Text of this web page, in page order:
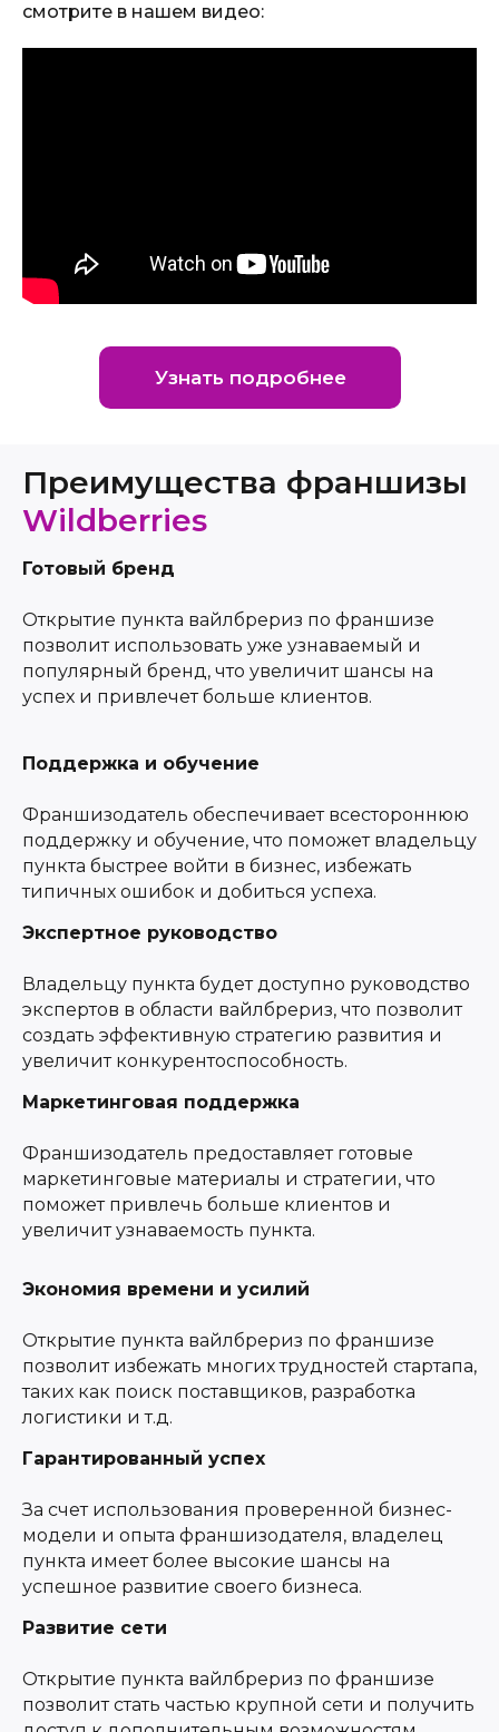
смотрите в нашем видео:
Узнать подробнее
Преимущества франшизы
Wildberries
Готовый бренд
Открытие пункта вайлбрериз по франшизе
позволит использовать уже узнаваемый и
популярный бренд, что увеличит шансы на
успех и привлечет больше клиентов.
Поддержка и обучение
Франшизодатель обеспечивает всестороннюю
поддержку и обучение, что поможет владельцу
пункта быстрее войти в бизнес, избежать
типичных ошибок и добиться успеха.
Экспертное руководство
Владельцу пункта будет доступно руководство
экспертов в области вайлбрериз, что позволит
создать эффективную стратегию развития и
увеличит конкурентоспособность.
Маркетинговая поддержка
Франшизодатель предоставляет готовые
маркетинговые материалы и стратегии, что
поможет привлечь больше клиентов и
увеличит узнаваемость пункта.
Экономия времени и усилий
Открытие пункта вайлбрериз по франшизе
позволит избежать многих трудностей стартапа,
таких как поиск поставщиков, разработка
логистики и т.д.
Гарантированный успех
За счет использования проверенной бизнес-
модели и опыта франшизодателя, владелец
пункта имеет более высокие шансы на
успешное развитие своего бизнеса.
Развитие сети
Открытие пункта вайлбрериз по франшизе
позволит стать частью крупной сети и получить